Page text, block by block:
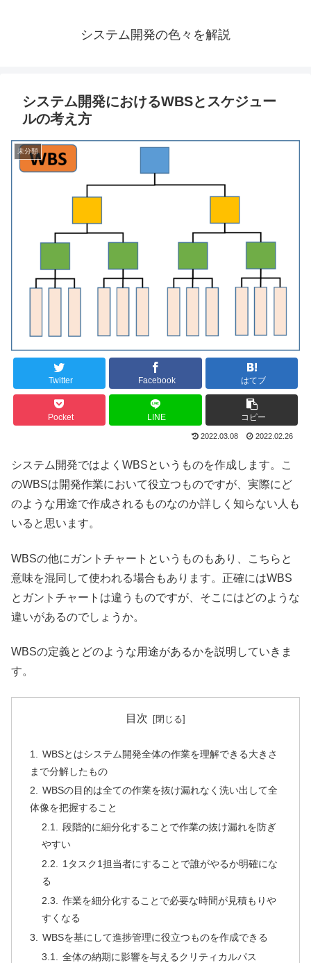
システム開発の色々を解説
システム開発におけるWBSとスケジュー
ルの考え方
未分類
Twitter Facebook はてブ
Pocket LINE コピー
2022.03.08 2022.02.26
システム開発ではよくWBSというものを作成します。こ
のWBSは開発作業において役立つものですが、実際にど
のような用途で作成されるものなのか詳しく知らない人も
いると思います。
WBSの他にガントチャートというものもあり、こちらと
意味を混同して使われる場合もあります。正確にはWBS
とガントチャートは違うものですが、そこにはどのような
違いがあるのでしょうか。
WBSの定義とどのような用途があるかを説明していきま
す。
目次
WBSとはシステム開発全体の作業を理解できる大きさ
まで分解したもの
WBSの目的は全ての作業を抜け漏れなく洗い出して全
体像を把握すること
段階的に細分化することで作業の抜け漏れを防ぎ
やすい
1タスク1担当者にすることで誰がやるか明確にな
る
作業を細分化することで必要な時間が見積もりや
すくなる
WBSを基にして進捗管理に役立つものを作成できる
全体の納期に影響を与えるクリティカルパス